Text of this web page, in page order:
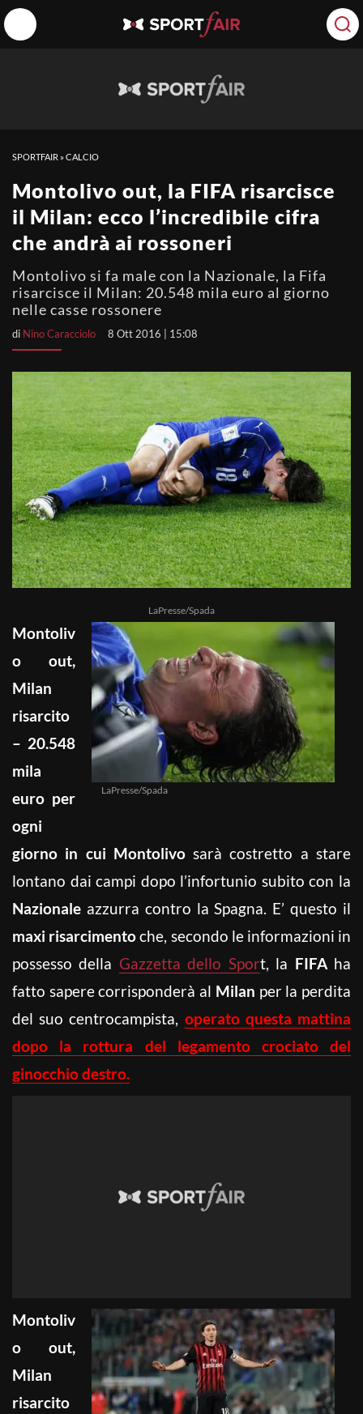
SPORTFAIR »CALCIO
Montolivo out, la FIFA risarcisce
il Milan: ecco l’incredibile cifra
che andrà ai rossoneri
Montolivo si fa male con la Nazionale, la Fifa
risarcisce il Milan: 20.548 mila euro al giorno
nelle casse rossonere
di Nino Caracciolo 8 Ott 2016 | 15:08
LaPresse/Spada
LaPresse/Spada
Montoliv
o out,
Milan
risarcito
– 20.548
mila
euro per
ogni
giorno in cui Montolivosarà costretto a stare
lontano dai campi dopo l’infortunio subito con la
Nazionale azzurra contro la Spagna. E’ questo il
maxi risarcimentoche, secondo le informazioni in
possesso della Gazzetta dello Sport, la FIFAha
fatto sapere corrisponderà al Milan per la perdita
del suo centrocampista, operato questa mattina
dopo la rottura del legamento crociato del
ginocchio destro.
Montoliv
o out,
Milan
risarcito